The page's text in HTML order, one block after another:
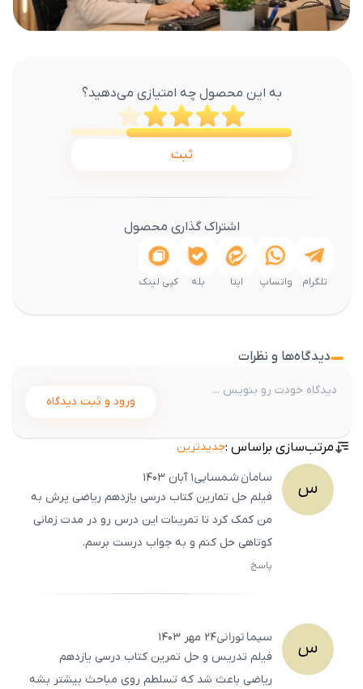
به این محصول چه امتیازی می‌دهید؟
ثبت
اشتراک گذاری محصول
تلگرام واتساپ ایتا بله کپی لینک
دیدگاه‌ها و نظرات
ورود و ثبت دیدگاه
مرتب‌سازی براساس :جدیدترین
س سامانشمسایی۱ آبان ۱۴۰۳
فیلم حل تمارین کتاب درسی یازدهم ریاضی پرش به
من کمک کرد تا تمرینات این درس رو در مدت زمانی
کوتاهی حل کنم و به جواب درست برسم.
پاسخ
س سیماتورانی۲۴ مهر ۱۴۰۳
فیلم تدریس و حل تمرین کتاب درسی یازدهم
ریاضی باعث شد که تسلطم روی مباحث بیشتر بشه